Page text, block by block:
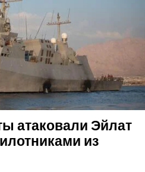
атаковали Эйлат
из